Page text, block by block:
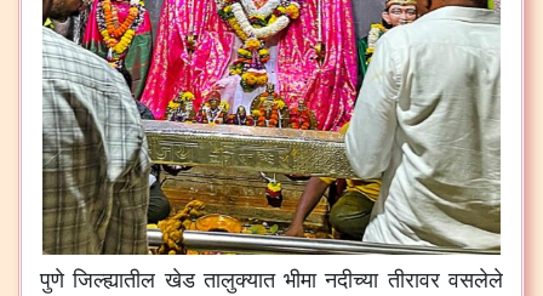
पुणे जिल्ह्यातील खेड तालुक्यात भीमा नदीच्या तीरावर वसलेले